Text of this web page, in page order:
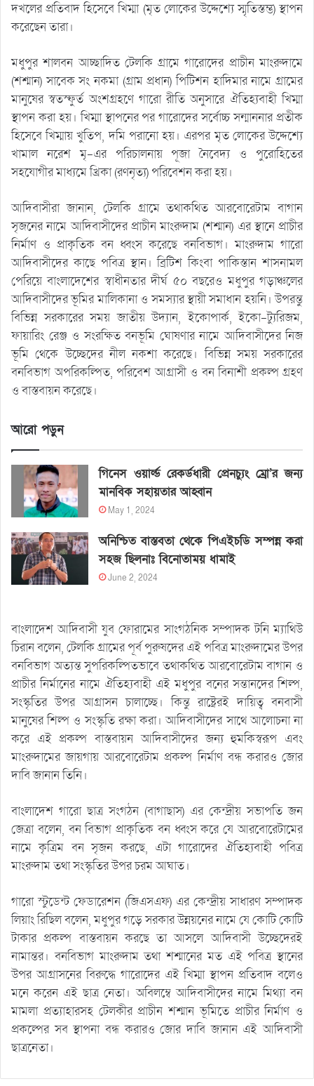
দখলের প্রতিবাদ হিসেবে খিম্মা (মৃত লোকের উদ্দেশ্যে স্মৃতিস্তম্ভ) স্থাপন
করেছেন তারা।
মধুপুর শালবন আচ্ছাদিত টেলকি গ্রামে গারোদের প্রাচীন মাংরুদামে
(শশ্মান) সাবেক সং নকমা (গ্রাম প্রধান) পিটিশন হাদিমার নামে গ্রামের
মানুষের স্বতস্ফুর্ত অংশগ্রহণে গারো রীতি অনুসারে ঐতিহ্যবাহী খিম্মা
স্থাপন করা হয়। খিম্মা স্থাপনের পর গারোদের সর্বোচ্চ সন্মাননার প্রতীক
হিসেবে খিম্মায় খুতিপ, দমি পরানো হয়। এরপর মৃত লোকের উদ্দেশ্যে
খামাল নরেশ মৃ-এর পরিচালনায় পূজা নৈবেদ্য ও পুরোহিতের
সহযোগীর মাধ্যমে খ্রিকা (রণনৃত্য) পরিবেশন করা হয়।
আদিবাসীরা জানান, টেলকি গ্রামে তথাকথিত আরবোরেটাম বাগান
সৃজনের নামে আদিবাসীদের প্রাচীন মাংরুদাম (শশ্মান) এর স্থানে প্রাচীর
নির্মাণ ও প্রাকৃতিক বন ধ্বংস করেছে বনবিভাগ। মাংরুদাম গারো
আদিবাসীদের কাছে পবিত্র স্থান। ব্রিটিশ কিংবা পাকিস্তান শাসনামল
পেরিয়ে বাংলাদেশের স্বাধীনতার দীর্ঘ ৫০ বছরেও মধুপুর গড়াঞ্চলের
আদিবাসীদের ভূমির মালিকানা ও সমস্যার স্থায়ী সমাধান হয়নি। উপরন্তু
বিভিন্ন সরকারের সময় জাতীয় উদ্যান, ইকোপার্ক, ইকো-ট্যুরিজম,
ফায়ারিং রেঞ্জ ও সংরক্ষিত বনভূমি ঘোষণার নামে আদিবাসীদের নিজ
ভূমি থেকে উচ্ছেদের নীল নকশা করেছে। বিভিন্ন সময় সরকারের
বনবিভাগ অপরিকল্পিত, পরিবেশ আগ্রাসী ও বন বিনাশী প্রকল্প গ্রহণ
ও বাস্তবায়ন করেছে।
আরো পড়ুন
গিনেস ওয়ার্ল্ড রেকর্ডধারী প্রেনচ্যুং ম্রো’র জন্য
মানবিক সহায়তার আহ্বান
May 1, 2024
অনিশ্চিত বাস্তবতা থেকে পিএইচডি সম্পন্ন করা
সহজ ছিলনাঃ বিনোতাময় ধামাই
June 2, 2024
বাংলাদেশ আদিবাসী যুব ফোরামের সাংগঠনিক সম্পাদক টনি ম্যাথিউ
চিরান বলেন, টেলকি গ্রামের পূর্ব পুরুষদের এই পবিত্র মাংরুদামের উপর
বনবিভাগ অত্যন্ত সুপরিকল্পিতভাবে তথাকথিত আরবোরেটাম বাগান ও
প্রাচীর নির্মানের নামে ঐতিহ্যবাহী এই মধুপুর বনের সন্তানদের শিল্প,
সংস্কৃতির উপর আগ্রাসন চালাচ্ছে। কিন্তু রাষ্ট্রেরই দায়িত্ব বনবাসী
মানুষের শিল্প ও সংস্কৃতি রক্ষা করা। আদিবাসীদের সাথে আলোচনা না
করে এই প্রকল্প বাস্তবায়ন আদিবাসীদের জন্য হুমকিস্বরূপ এবং
মাংরুদামের জায়গায় আরবোরেটাম প্রকল্প নির্মাণ বন্ধ করারও জোর
দাবি জানান তিনি।
বাংলাদেশ গারো ছাত্র সংগঠন (বাগাছাস) এর কেন্দ্রীয় সভাপতি জন
জেত্রা বলেন, বন বিভাগ প্রাকৃতিক বন ধ্বংস করে যে আরবোরেটামের
নামে কৃত্রিম বন সৃজন করছে, এটা গারোদের ঐতিহ্যবাহী পবিত্র
মাংরুদাম তথা সংস্কৃতির উপর চরম আঘাত।
গারো স্টুডেন্ট ফেডারেশন (জিএসএফ) এর কেন্দ্রীয় সাধারণ সম্পাদক
লিয়াং রিছিল বলেন, মধুপুর গড়ে সরকার উন্নয়নের নামে যে কোটি কোটি
টাকার প্রকল্প বাস্তবায়ন করছে তা আসলে আদিবাসী উচ্ছেদেরই
নামান্তর। বনবিভাগ মাংরুদাম তথা শশ্মানের মত এই পবিত্র স্থানের
উপর আগ্রাসনের বিরুদ্ধে গারোদের এই খিম্মা স্থাপন প্রতিবাদ বলেও
মনে করেন এই ছাত্র নেতা। অবিলম্বে আদিবাসীদের নামে মিথ্যা বন
মামলা প্রত্যাহারসহ টেলকীর প্রাচীন শশ্মান ভূমিতে প্রাচীর নির্মাণ ও
প্রকল্পের সব স্থাপনা বন্ধ করারও জোর দাবি জানান এই আদিবাসী
ছাত্রনেতা।